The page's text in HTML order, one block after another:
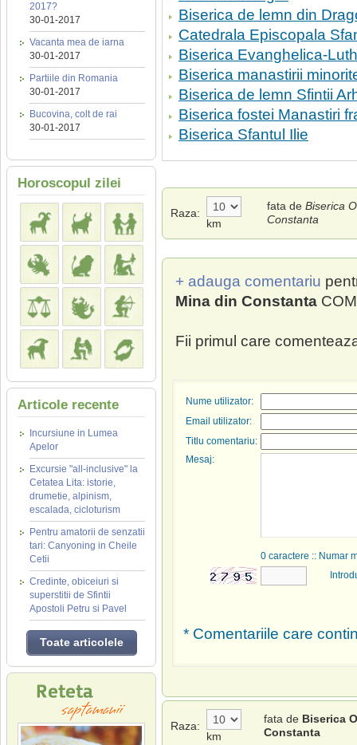
2017?
30-01-2017
Vacanta mea de iarna
30-01-2017
Partiile din Romania
30-01-2017
Bucovina, colt de rai
30-01-2017
Horoscopul zilei
Articole recente
Incursiune in Lumea
Apelor
Excursie "all-inclusive" la
Cetatea Lita: istorie,
drumetie, alpinism,
escalada, cicloturism
Pentru amatorii de senzatii
tari: Canyoning in Cheile
Cetii
Credinte, obiceiuri si
superstitii de Sfintii
Apostoli Petru si Pavel
Toate articolele
Biserica de lemn din
Catedrala Episcopala
Biserica Evanghelica-
Biserica manastirii
Biserica de lemn Sfintii
Biserica fostei Manastiri
Biserica Sfantul Ilie
Raza:
km
fata de Biserica
Constanta
+ adauga comentariu
Mina din Constanta
Fii primul care
Nume utilizator:
Email utilizator:
Titlu comentariu:
Mesaj:
0 caractere :: Numar
* Comentariile care
Raza:
km
fata de Biserica
Constanta